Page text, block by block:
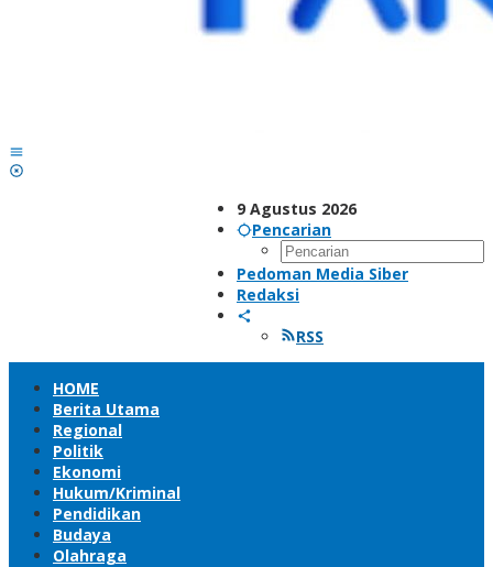
9 Agustus 2026
Pencarian
Pedoman Media Siber
Redaksi
RSS
HOME
Berita Utama
Regional
Politik
Ekonomi
Hukum/Kriminal
Pendidikan
Budaya
Olahraga